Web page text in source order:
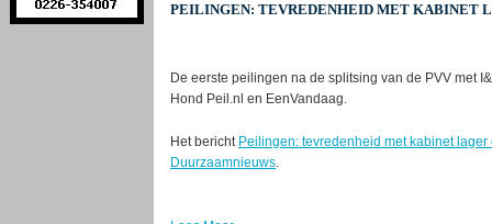
PEILINGEN: TEVREDENHEID MET KABINET
De eerste peilingen na de splitsing van de PVV met
Hond Peil.nl en EenVandaag.
Het bericht Peilingen: tevredenheid met kabinet
Duurzaamnieuws.